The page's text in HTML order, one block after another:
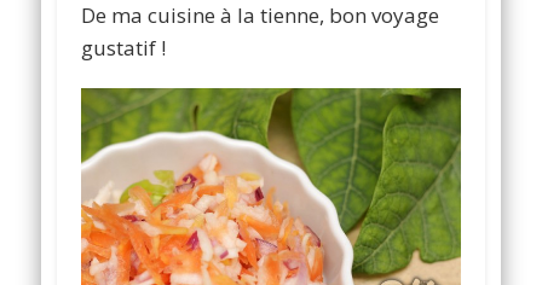
De ma cuisine à la tienne, bon voyage
gustatif !